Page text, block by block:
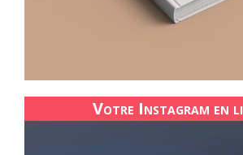
Votre Instagram en